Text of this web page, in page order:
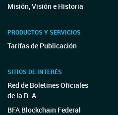
Misión, Visión e Historia
PRODUCTOS Y SERVICIOS
Tarifas de Publicación
SITIOS DE INTERÉS
Red de Boletines Oficiales
de la R. A.
BFA Blockchain Federal